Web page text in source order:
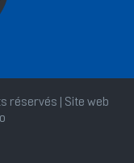
réservés | Site web